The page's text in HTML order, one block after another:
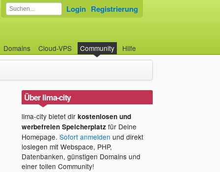
Domains Cloud-VPS Community Hilfe
Login Registrierung
Über lima-city
lima-city bietet dir kostenlosen und
werbefreien Speicherplatzfür Deine
Homepage. Sofort anmelden und direkt
loslegen mit Webspace, PHP,
Datenbanken, günstigen Domains und
einer tollen Community!